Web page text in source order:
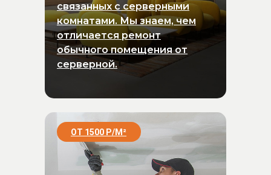
связанных с серверными
комнатами. Мы знаем, чем
отличается ремонт
обычного помещения от
серверной.
ОТ 1500 Р/М ²